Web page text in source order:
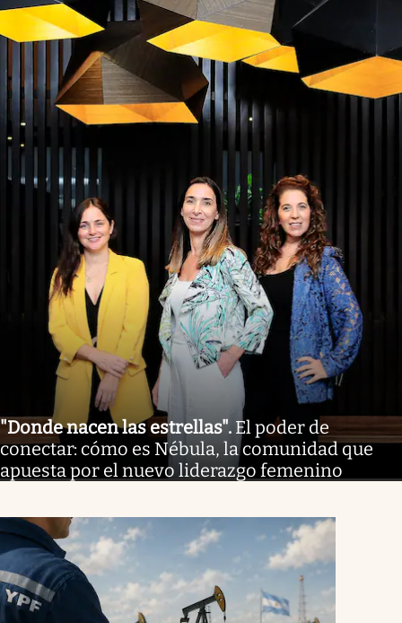
"Donde nacen las estrellas". El poder de
conectar: cómo es Nébula, la comunidad que
apuesta por el nuevo liderazgo femenino